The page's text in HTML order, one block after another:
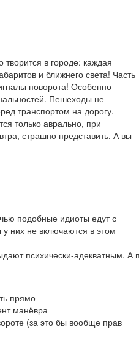
в городе: каждая
и ближнего света! Часть
поворота! Особенно
Пешеходы не
транспортом на дорогу.
только аврально, при
страшно представить. А вы
подобные идиоты едут с
них не включаются в этом
психически-адекватным. А
прямо
манёвра
(за это бы вообще прав